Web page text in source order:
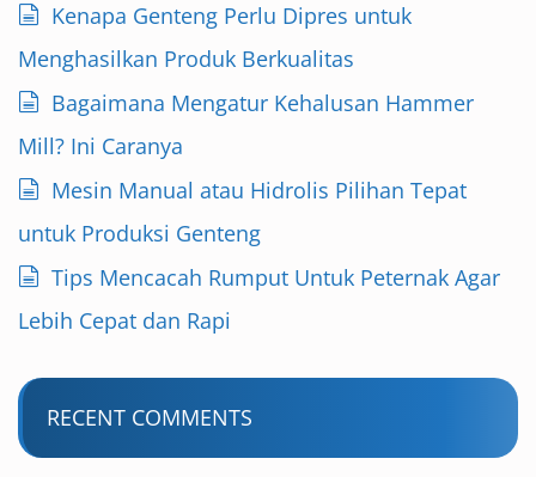
Kenapa Genteng Perlu Dipres untuk
Menghasilkan Produk Berkualitas
Bagaimana Mengatur Kehalusan Hammer
Mill? Ini Caranya
Mesin Manual atau Hidrolis Pilihan Tepat
untuk Produksi Genteng
Tips Mencacah Rumput Untuk Peternak Agar
Lebih Cepat dan Rapi
RECENT COMMENTS